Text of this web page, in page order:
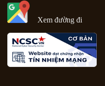
Xem đường đi